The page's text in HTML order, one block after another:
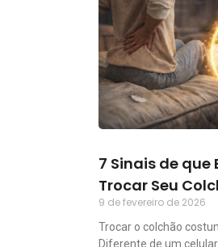
7 Sinais de que
Trocar Seu
9 de fevereiro de 2026
Trocar o colchão
Diferente de um